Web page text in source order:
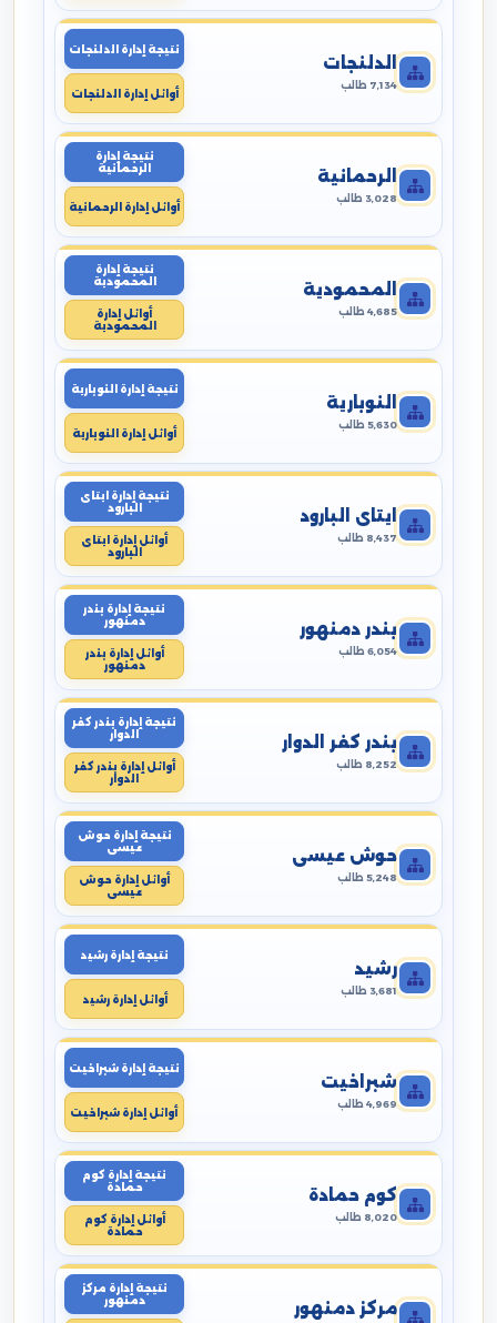
الدلنجات
7,134 طالب
نتيجة إدارة الدلنجات
أوائل إدارة الدلنجات
الرحمانية
3,028 طالب
نتيجة إدارة
الرحمانية
أوائل إدارة الرحمانية
المحمودية
4,685 طالب
نتيجة إدارة
المحمودية
أوائل إدارة
المحمودية
النوبارية
5,630 طالب
نتيجة إدارة النوبارية
أوائل إدارة النوبارية
ايتاى البارود
8,437 طالب
نتيجة إدارة ايتاى
البارود
أوائل إدارة ايتاى
البارود
بندر دمنهور
6,054 طالب
نتيجة إدارة بندر
دمنهور
أوائل إدارة بندر
دمنهور
بندر كفر الدوار
8,252 طالب
نتيجة إدارة بندر كفر
الدوار
أوائل إدارة بندر كفر
الدوار
حوش عيسى
5,248 طالب
نتيجة إدارة حوش
عيسى
أوائل إدارة حوش
عيسى
رشيد
3,681 طالب
نتيجة إدارة رشيد
أوائل إدارة رشيد
شبراخيت
4,969 طالب
نتيجة إدارة شبراخيت
أوائل إدارة شبراخيت
كوم حمادة
8,020 طالب
نتيجة إدارة كوم
حمادة
أوائل إدارة كوم
حمادة
مركز دمنهور
نتيجة إدارة مركز
دمنهور